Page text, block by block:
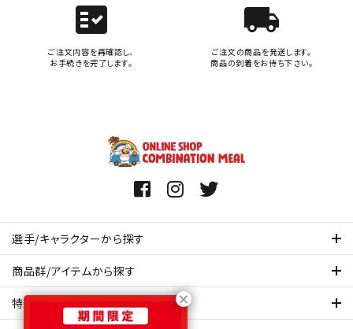
fact_check
ご注文内容を再確認し、
お手続きを完了します。
local_shipping
ご注文の商品を発送します。
商品の到着をお待ち下さい。
選手/キャラクターから探す
商品群/アイテムから探す
特集ページを見てみる